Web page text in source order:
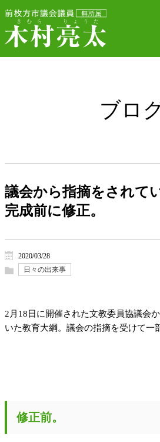
ブロ
議会から指摘をされて
完成前に修正。
2020/03/28
日々の出来事
2月18日に開催された文教委員協議会
いた教育大綱。議会の指摘を受けて一
修正前。